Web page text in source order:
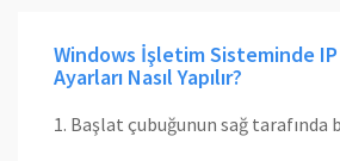
Windows İşletim Sisteminde IP
Ayarları Nasıl Yapılır?